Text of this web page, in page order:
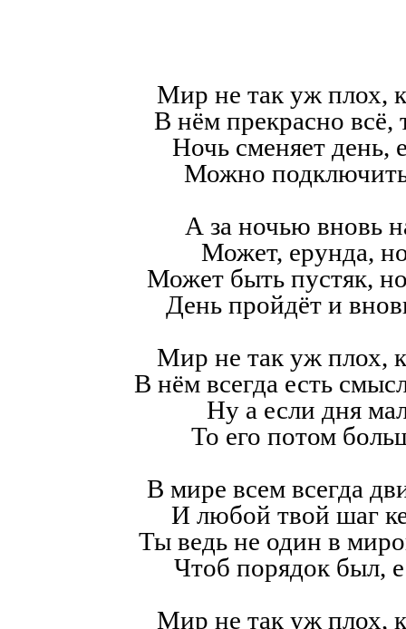
Мир не так уж плох,
В нём прекрасно всё,
Ночь сменяет день,
Можно
А за ночью вновь
Может, ерунда,
Может быть пустяк,
День пройдёт и
Мир не так уж плох,
В нём всегда есть
Ну а если дня
То его потом
В мире всем всегда
И любой твой шаг
Ты ведь не один в
Чтоб порядок был,
Мир не так уж плох,